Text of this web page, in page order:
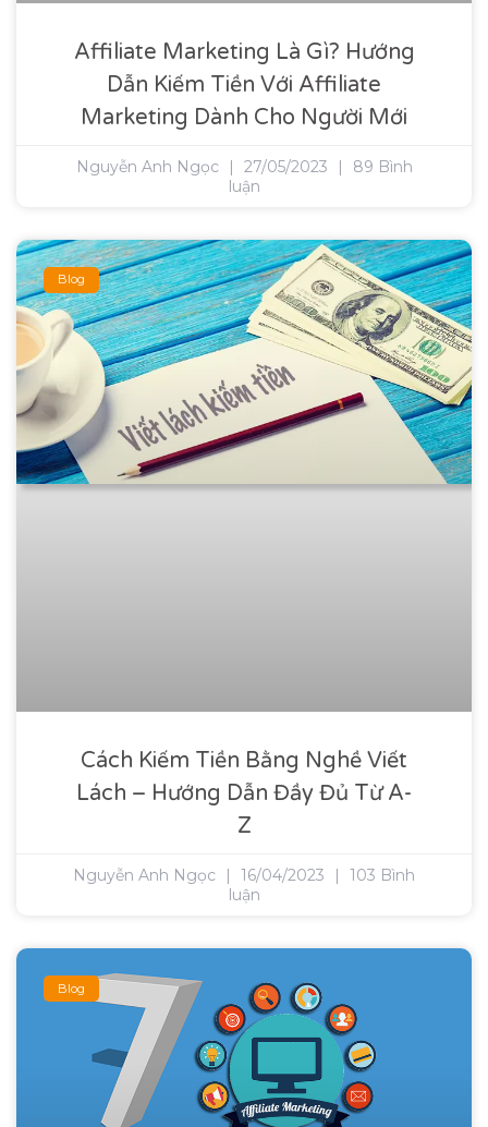
Affiliate Marketing Là Gì? Hướng
Dẫn Kiếm Tiền Với Affiliate
Marketing Dành Cho Người Mới
Nguyễn Anh Ngọc 27/05/2023
89 Bình
luận
Blog
Cách Kiếm Tiền Bằng Nghề Viết
Lách – Hướng Dẫn Đầy Đủ Từ A-
Z
Nguyễn Anh Ngọc 16/04/2023
103 Bình
luận
Blog